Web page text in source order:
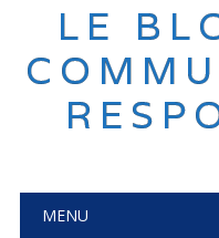
LE
Main menu
MENU